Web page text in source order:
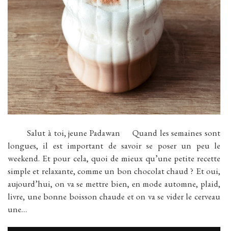
Salut à toi, jeune Padawan Quand les semaines sont
longues, il est important de savoir se poser un peu le
weekend. Et pour cela, quoi de mieux qu’une petite recette
simple et relaxante, comme un bon chocolat chaud ? Et oui,
aujourd’hui, on va se mettre bien, en mode automne, plaid,
livre, une bonne boisson chaude et on va se vider le cerveau
une…